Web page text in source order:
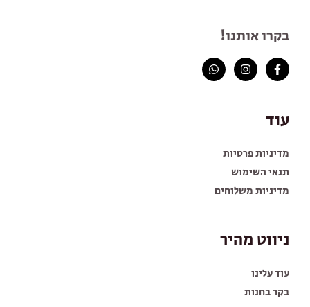
בקרו אותנו!
עוד
מדיניות פרטיות
תנאי השימוש
מדיניות משלוחים
ניווט מהיר
עוד עלינו
בקר בחנות